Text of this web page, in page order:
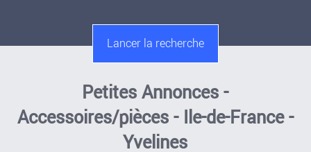
Petites Annonces -
Accessoires/pièces - Ile-de-France -
Yvelines